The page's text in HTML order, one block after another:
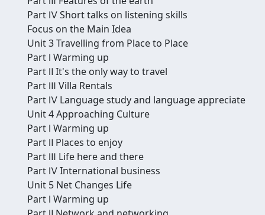
Part Ⅳ Short talks on listening skills
Focus on the Main Idea
Unit 3 Travelling from Place to Place
Part Ⅰ Warming up
Part Ⅱ It's the only way to travel
Part Ⅲ Villa Rentals
Part Ⅳ Language study and language appreciate
Unit 4 Approaching Culture
Part Ⅰ Warming up
Part Ⅱ Places to enjoy
Part Ⅲ Life here and there
Part Ⅳ International business
Unit 5 Net Changes Life
Part Ⅰ Warming up